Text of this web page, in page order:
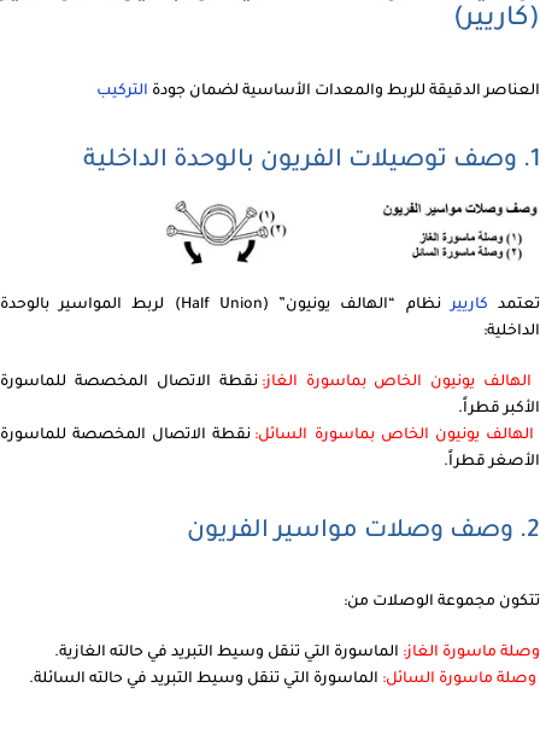
(كاريير)
العناصر الدقيقة للربط والمعدات الأساسية لضمان جودة التركيب
1. وصف توصيلات الفريون بالوحدة الداخلية
تعتمد كاريير
نظام “الهالف يونيون” (Half Union) لربط المواسير بالوحدة
الداخلية:
الهالف يونيون الخاص بماسورة الغاز: نقطة الاتصال المخصصة للماسورة
الأكبر قطراً.
الهالف يونيون الخاص بماسورة السائل: نقطة الاتصال المخصصة للماسورة
الأصغر قطراً.
2. وصف وصلات مواسير الفريون
تتكون مجموعة الوصلات من:
وصلة ماسورة الغاز: الماسورة التي تنقل وسيط التبريد في حالته الغازية.
وصلة ماسورة السائل: الماسورة التي تنقل وسيط التبريد في حالته السائلة.